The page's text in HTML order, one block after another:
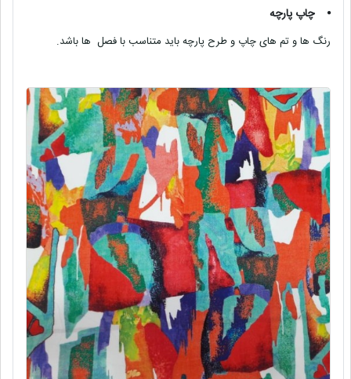
⦁ چاپ پارچه
رنگ ها و تم های چاپ و طرح پارچه باید متناسب با فصل ها باشد.